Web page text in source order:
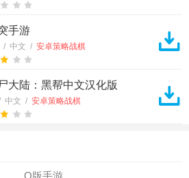
手游
/ 中文 / 安卓策略战棋
大陆：黑帮中文汉化版
中文 / 安卓策略战棋